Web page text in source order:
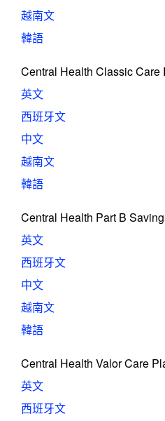
越南文
韓語
Central Health Classic Care
英文
西班牙文
中文
越南文
韓語
Central Health Part B
英文
西班牙文
中文
越南文
韓語
Central Health Valor Care
英文
西班牙文